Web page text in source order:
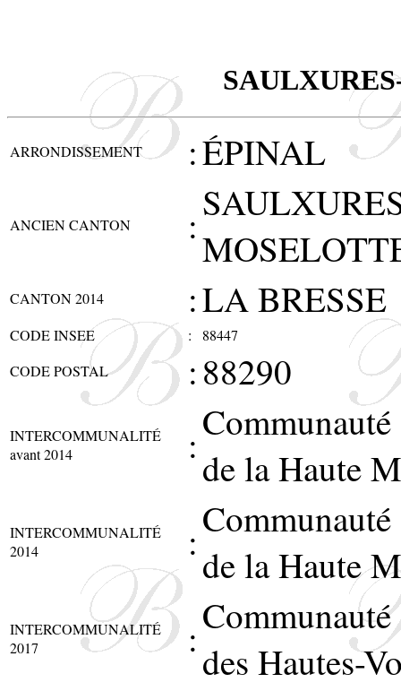
ARRONDISSEMENT :ÉPINAL
ANCIEN CANTON :
CANTON 2014 :LA BRESSE
CODE INSEE :
88447
CODE POSTAL
:88290
INTERCOMMUNALITÉ
avant 2014
:de la Haute
INTERCOMMUNALITÉ
2014
:de la Haute
INTERCOMMUNALITÉ
2017
:des Hautes-